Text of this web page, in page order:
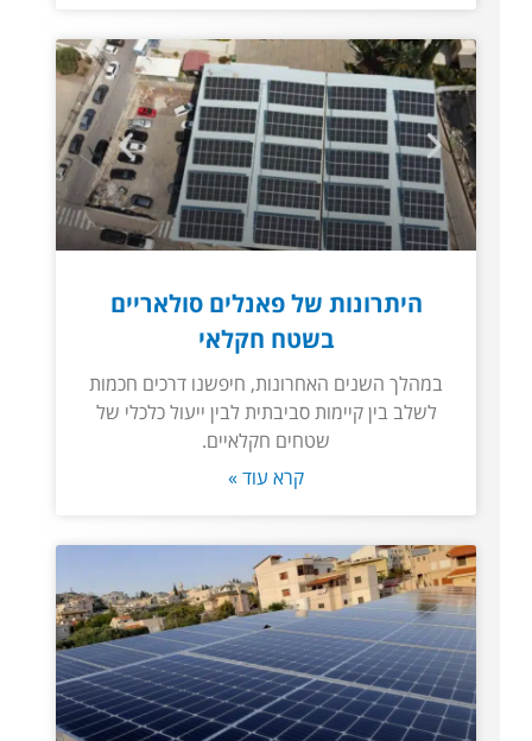
היתרונות של פאנלים סולאריים
בשטח חקלאי
במהלך השנים האחרונות, חיפשנו דרכים חכמות
לשלב בין קיימות סביבתית לבין ייעול כלכלי של
שטחים חקלאיים.
קרא עוד »